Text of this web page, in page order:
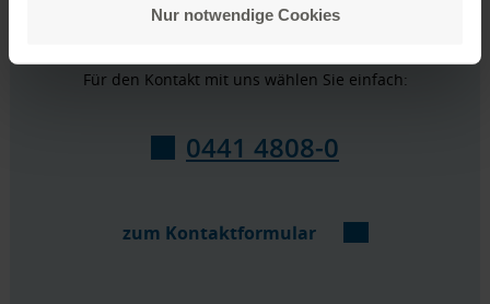
Nur notwendige Cookies
Für den Kontakt mit uns wählen Sie einfach:
0441 4808-0
zum Kontaktformular